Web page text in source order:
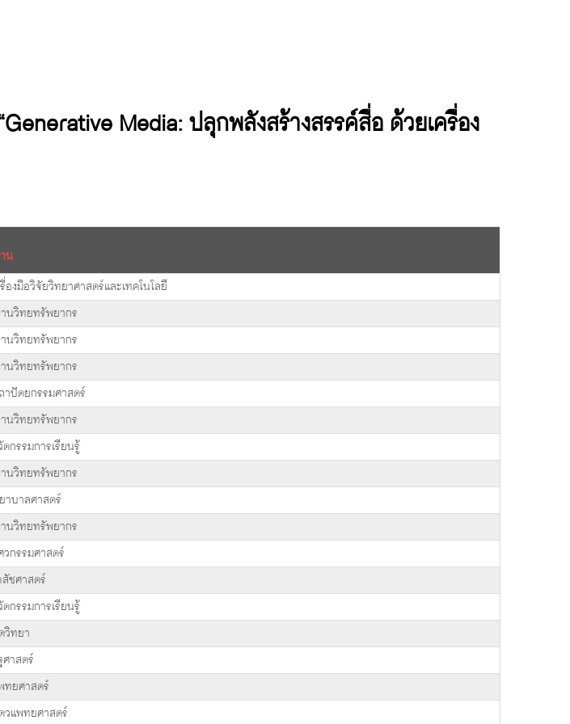
Media: ปลุกพลังสร้างสรรค์สื่อ ด้วยเครื่อง
น
องมือวิจัยวิทยาศาสตร์และเทคโนโลยี
นวิทยทรัพยากร
นวิทยทรัพยากร
นวิทยทรัพยากร
ปัตยกรรมศาสตร์
นวิทยทรัพยากร
กรรมการเรียนรู้
นวิทยทรัพยากร
บาลศาสตร์
นวิทยทรัพยากร
กรรมศาสตร์
ชศาสตร์
กรรมการเรียนรู้
ทยา
าสตร์
ยศาสตร์
แพทยศาสตร์